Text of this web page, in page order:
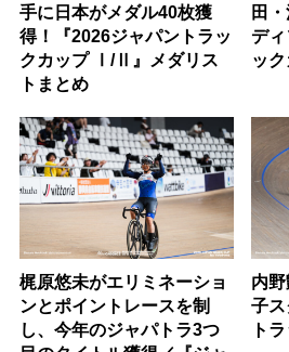
手に日本がメダル40枚獲
得！『2026ジャパントラッ
クカップ Ⅰ/Ⅱ』メダリス
トまとめ
田
デ
ッ
梶原悠未がエリミネーショ
ンとポイントレースを制
し、今年のジャパトラ3つ
内
子
ト